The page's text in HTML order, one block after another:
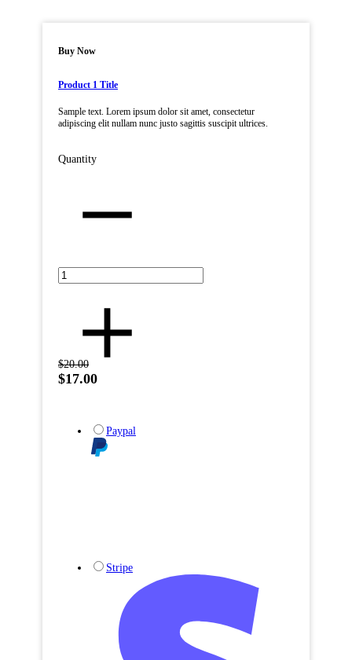
Buy Now
Product 1 Title
Sample text. Lorem ipsum dolor sit amet, consectetur
adipiscing elit nullam nunc justo sagittis suscipit ultrices.
Quantity
$20.00
$17.00
Paypal
Stripe